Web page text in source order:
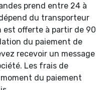
prend entre 24 à
du transporteur
est offerte à partir de 90
du paiement de
recevoir un message
Les frais de
du paiement